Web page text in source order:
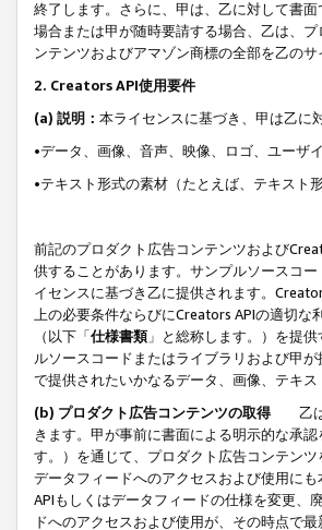
終了します。さらに、甲は、乙に対して書
場合または甲が随時要請する場合、乙は、
ンテンツおよびアマゾン商標の全部を乙の
2. Creators API使用要件
(a) 説明： 本ライセンスに基づき、甲は乙に
•データ、画像、音声、映像、ロゴ、ユーザ
•テキスト形式の素材（たとえば、テキスト
前記のプロダクト広告コンテンツおよび
供することがあります。サンプルソースコ
イセンスに基づき乙に提供されます。
上の必要条件ならびにCreators APIの適切
（以下「仕様書類」と総称します。）を提
ルソースコードまたはライブラリおよび甲
で提供されたいかなるデータ、画像、テキ
(b) プロダクト広告コンテンツの取得
乙
きます。甲が事前に書面による明示的な承
す。）を通じて、プロダクト広告コンテン
データフィードへのアクセスおよび使用に
APIもしくはデータフィードの仕様を変更、
ドへのアクセスおよび使用が、その時点で